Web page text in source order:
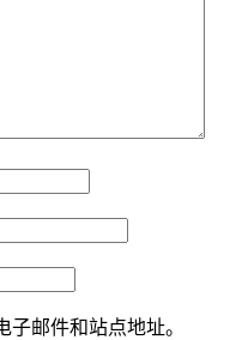
邮件和站点地址。